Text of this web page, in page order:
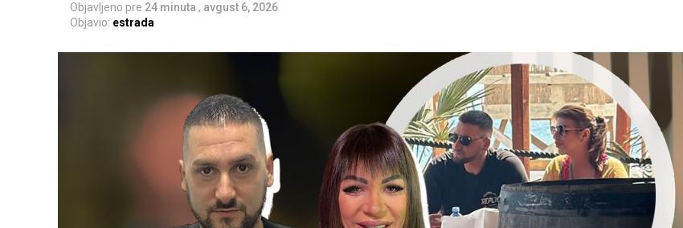
Objavljeno pre 24 minuta , avgust 6, 2026
Objavio: estrada